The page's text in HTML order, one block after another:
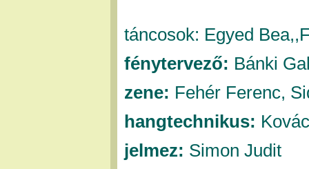
táncosok: Egyed
fénytervező: Bánki
zene: Fehér Ferenc,
hangtechnikus:
jelmez: Simon Judit